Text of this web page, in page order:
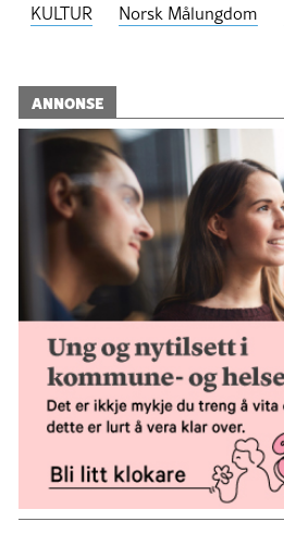
KULTUR Norsk Målungdom
ANNONSE